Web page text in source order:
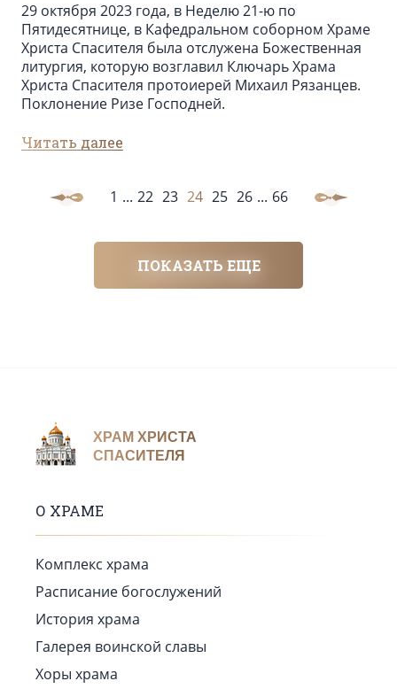
29 октября 2023 года, в Неделю 21-ю по
Пятидесятнице, в Кафедральном соборном Храме
Христа Спасителя была отслужена Божественная
литургия, которую возглавил Ключарь Храма
Христа Спасителя протоиерей Михаил Рязанцев.
Поклонение Ризе Господней.
Читать далее
1 ... 22 23 24 25 26 ... 66
ПОКАЗАТЬ ЕЩЕ
ХРАМ ХРИСТА
СПАСИТЕЛЯ
О ХРАМЕ
Комплекс храма
Расписание богослужений
История храма
Галерея воинской славы
Хоры храма